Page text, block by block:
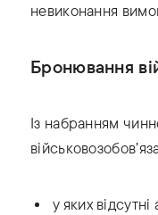
невиконання
Бронювання
Із набранням
у яких